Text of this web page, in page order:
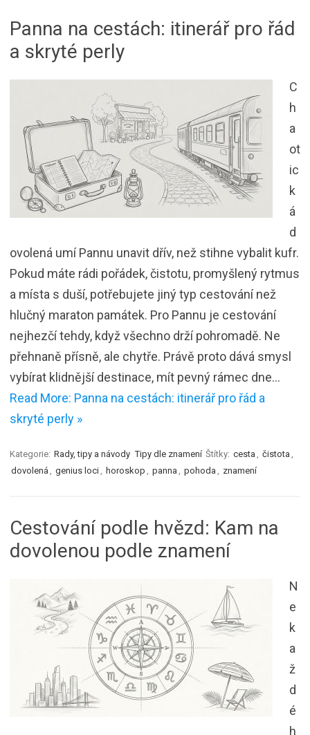
Panna na cestách: itinerář pro řád
a skryté perly
C
h
a
ot
ic
k
á
d
ovolená umí Pannu unavit dřív, než stihne vybalit kufr.
Pokud máte rádi pořádek, čistotu, promyšlený rytmus
a místa s duší, potřebujete jiný typ cestování než
hlučný maraton památek. Pro Pannu je cestování
nejhezčí tehdy, když všechno drží pohromadě. Ne
přehnaně přísně, ale chytře. Právě proto dává smysl
vybírat klidnější destinace, mít pevný rámec dne…
Read More: Panna na cestách: itinerář pro řád a
skryté perly »
Kategorie: Rady, tipy a návody Tipy dle znamení Štítky: cesta čistota
dovolená
genius loci horoskop panna pohoda znamení
Cestování podle hvězd: Kam na
dovolenou podle znamení
N
e
k
a
ž
d
é
h